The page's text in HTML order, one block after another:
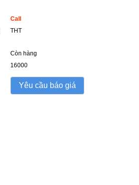
Call
THT
Còn hàng
16000
Yêu cầu báo giá